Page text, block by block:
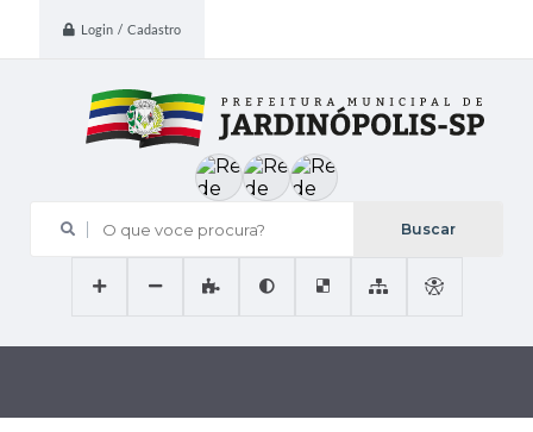
Login / Cadastro
O que voce procura?